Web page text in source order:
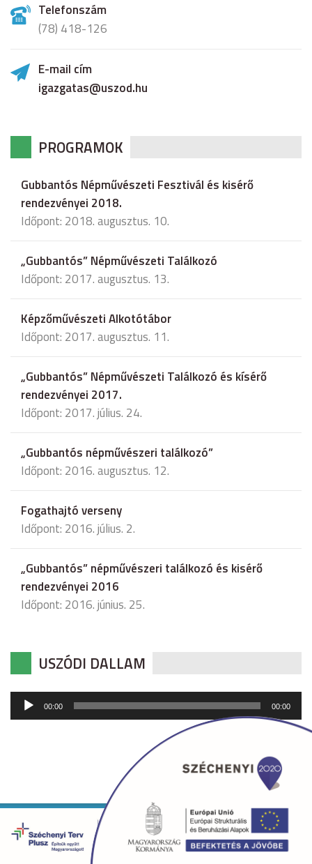
Telefonszám
(78) 418-126
E-mail cím
igazgatas@uszod.hu
PROGRAMOK
Gubbantós Népművészeti Fesztivál és kisérő
rendezvényei 2018.
Időpont: 2018. augusztus. 10.
„Gubbantós” Népművészeti Találkozó
Időpont: 2017. augusztus. 13.
Képzőművészeti Alkotótábor
Időpont: 2017. augusztus. 11.
„Gubbantós” Népművészeti Találkozó és kísérő
rendezvényei 2017.
Időpont: 2017. július. 24.
„Gubbantós népművészeri találkozó”
Időpont: 2016. augusztus. 12.
Fogathajtó verseny
Időpont: 2016. július. 2.
„Gubbantós” népművészeri találkozó és kisérő
rendezvényei 2016
Időpont: 2016. június. 25.
USZÓDI DALLAM
Audió
lejátszó
00:00 00:00
Copyright © 2026 uszod.hu Minden jog fenntartva. •
Készítette:fridrik.me